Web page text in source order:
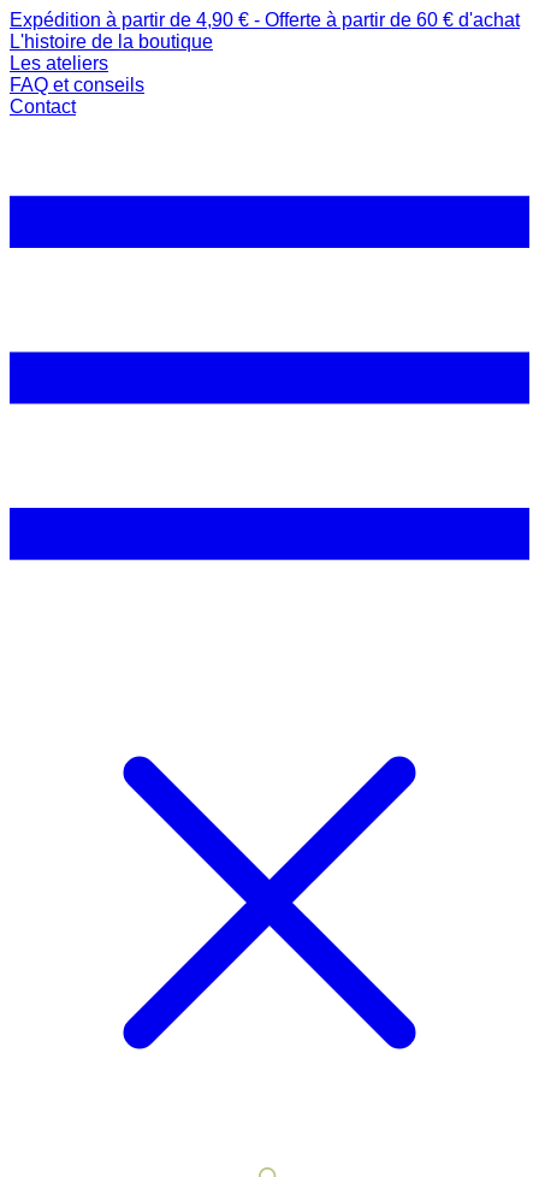
Expédition à partir de 4,90 € - Offerte à partir de 60 € d'achat
L'histoire de la boutique
Les ateliers
FAQ et conseils
Contact